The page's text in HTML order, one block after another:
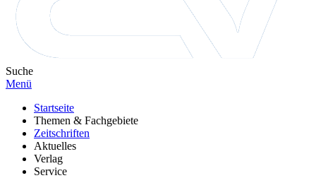
Suche
Menü
Startseite
Themen & Fachgebiete
Zeitschriften
Aktuelles
Verlag
Service